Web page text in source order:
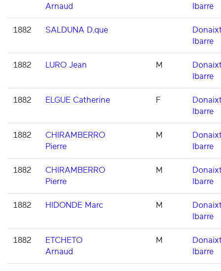
Arnaud
Ibarre
1882 SALDUNA D.que
Ibarre
1882 LURO Jean M
Ibarre
1882 ELGUE Catherine F
Ibarre
1882
CHIRAMBERRO
Pierre
M
Ibarre
1882
CHIRAMBERRO
Pierre
M
Ibarre
1882 HIDONDE Marc M
Ibarre
1882
ETCHETO
Arnaud
M
Ibarre